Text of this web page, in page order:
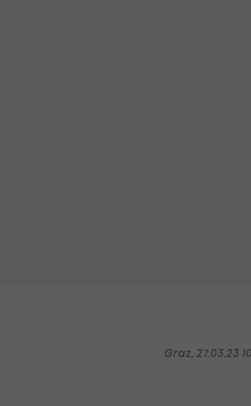
Graz, 27.03.23